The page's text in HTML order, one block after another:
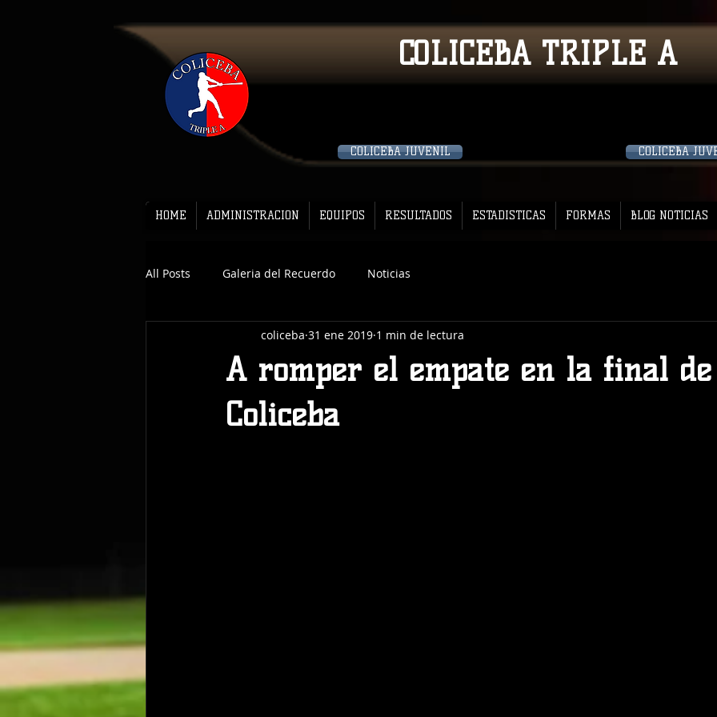
COLICEBA TRIPLE A
COLICEBA JUVENIL COLICEBA
HOME ADMINISTRACION EQUIPOS RESULTADOS ESTADISTICAS FORMAS BLOG NOTICIAS
All Posts Galeria del Recuerdo Noticias
A romper el empate en la final
Coliceba
coliceba 31 ene 2019 1 min de lectura